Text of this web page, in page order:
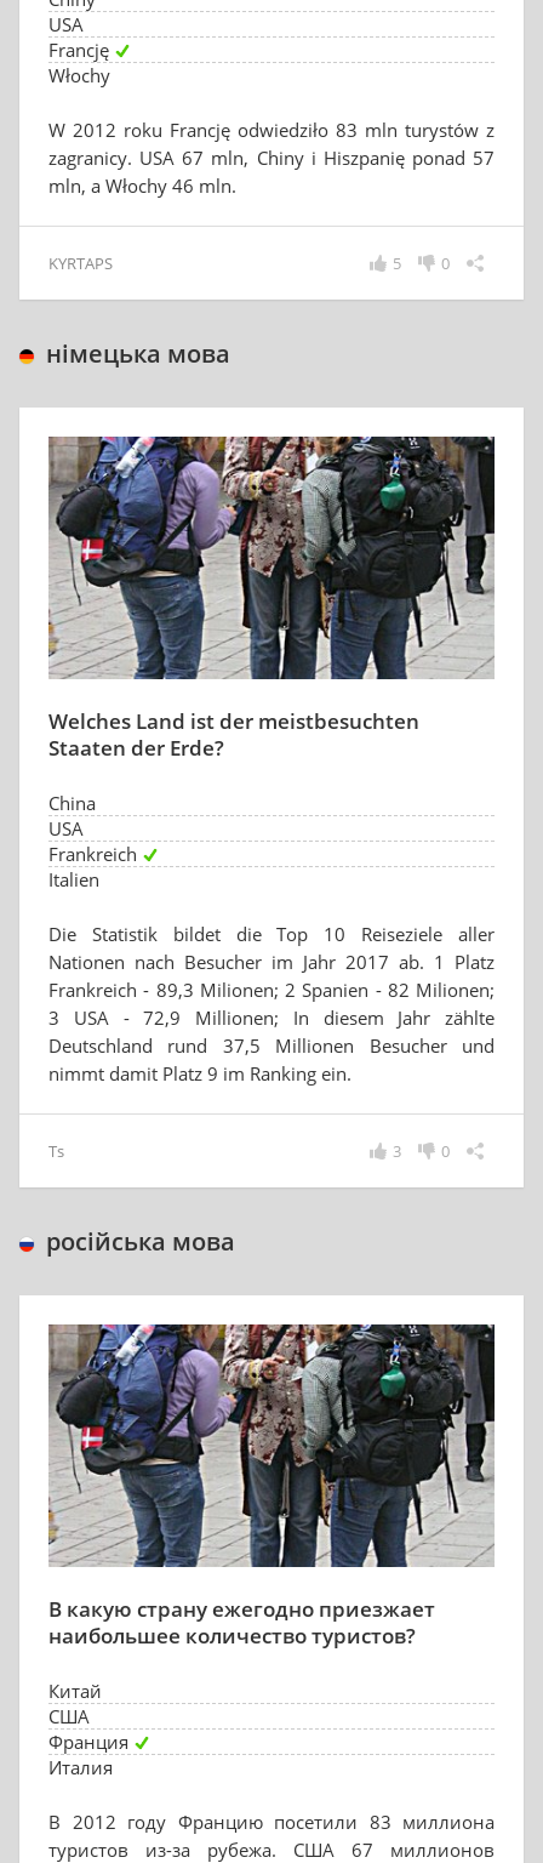
USA
Francję
Włochy
W 2012 roku Francję odwiedziło 83 mln turystów z
zagranicy. USA 67 mln, Chiny i Hiszpanię ponad 57
mln, a Włochy 46 mln.
KYRTAPS 0
5
німецька мова
Welches Land ist der meistbesuchten
Staaten der Erde?
China
USA
Frankreich
Italien
Die Statistik bildet die Top 10 Reiseziele aller
Nationen nach Besucher im Jahr 2017 ab. 1 Platz
Frankreich - 89,3 Milionen; 2 Spanien - 82 Milionen;
3 USA - 72,9 Millionen; In diesem Jahr zählte
Deutschland rund 37,5 Millionen Besucher und
nimmt damit Platz 9 im Ranking ein.
Ts 0
3
російська мова
В какую страну ежегодно приезжает
наибольшее количество туристов?
Китай
США
Франция
Италия
В 2012 году Францию посетили 83 миллиона
туристов из-за рубежа. США 67 миллионов